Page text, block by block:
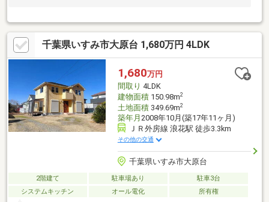
千葉県いすみ市大原台 1,680万円 4LDK
1,680万円
間取り 4LDK
建物面積150.98m2
土地面積349.69m2
築年月 2008年10月(築17年11ヶ月)
ＪＲ外房線 浪花駅 徒歩3.3km
その他の交通
千葉県いすみ市大原台
2階建て 駐車場あり
駐車3台
システムキッチン
オール電化 所有権